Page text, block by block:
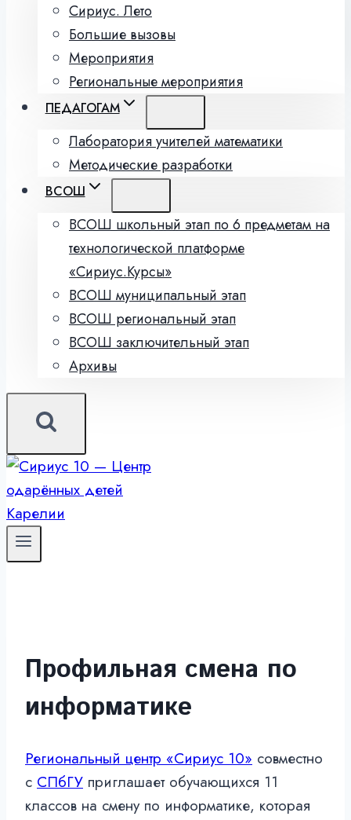
Сириус. Лето
Большие вызовы
Мероприятия
Региональные мероприятия
ПЕДАГОГАМ
Лаборатория учителей математики
Методические разработки
ВСОШ
ВСОШ школьный этап по 6 предметам на
технологической платформе
«Сириус.Курсы»
ВСОШ муниципальный этап
ВСОШ региональный этап
ВСОШ заключительный этап
Архивы
Профильная смена по
информатике
Региональный центр «Сириус 10» совместно
с СПбГУ приглашает обучающихся 11
классов на смену по информатике, которая